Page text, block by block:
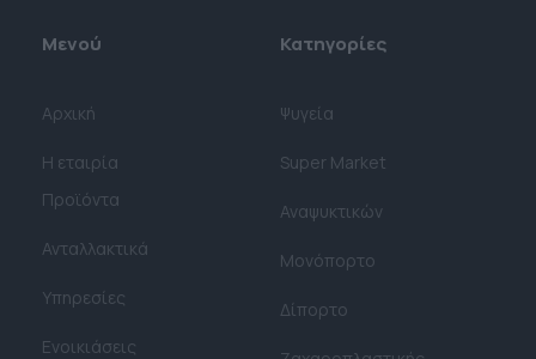
Μενού
Αρχική
Η εταιρία
Προϊόντα
Ανταλλακτικά
Υπηρεσίες
Ενοικιάσεις
Κατηγορίες
Ψυγεία
Super Market
Αναψυκτικών
Μονόπορτο
Δίπορτο